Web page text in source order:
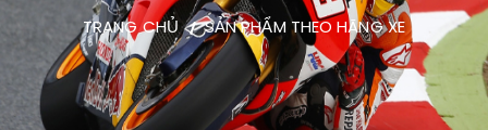
TRANG CHỦ SẢN PHẨM THEO HÃNG XE